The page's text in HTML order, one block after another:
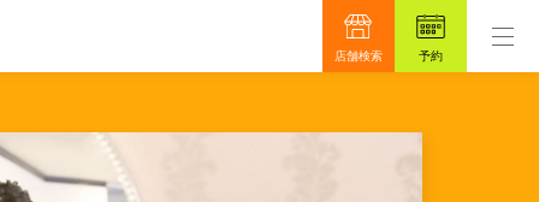
。 もっと真面目に、もっと安心を目指して48年。
店舗検索 予約